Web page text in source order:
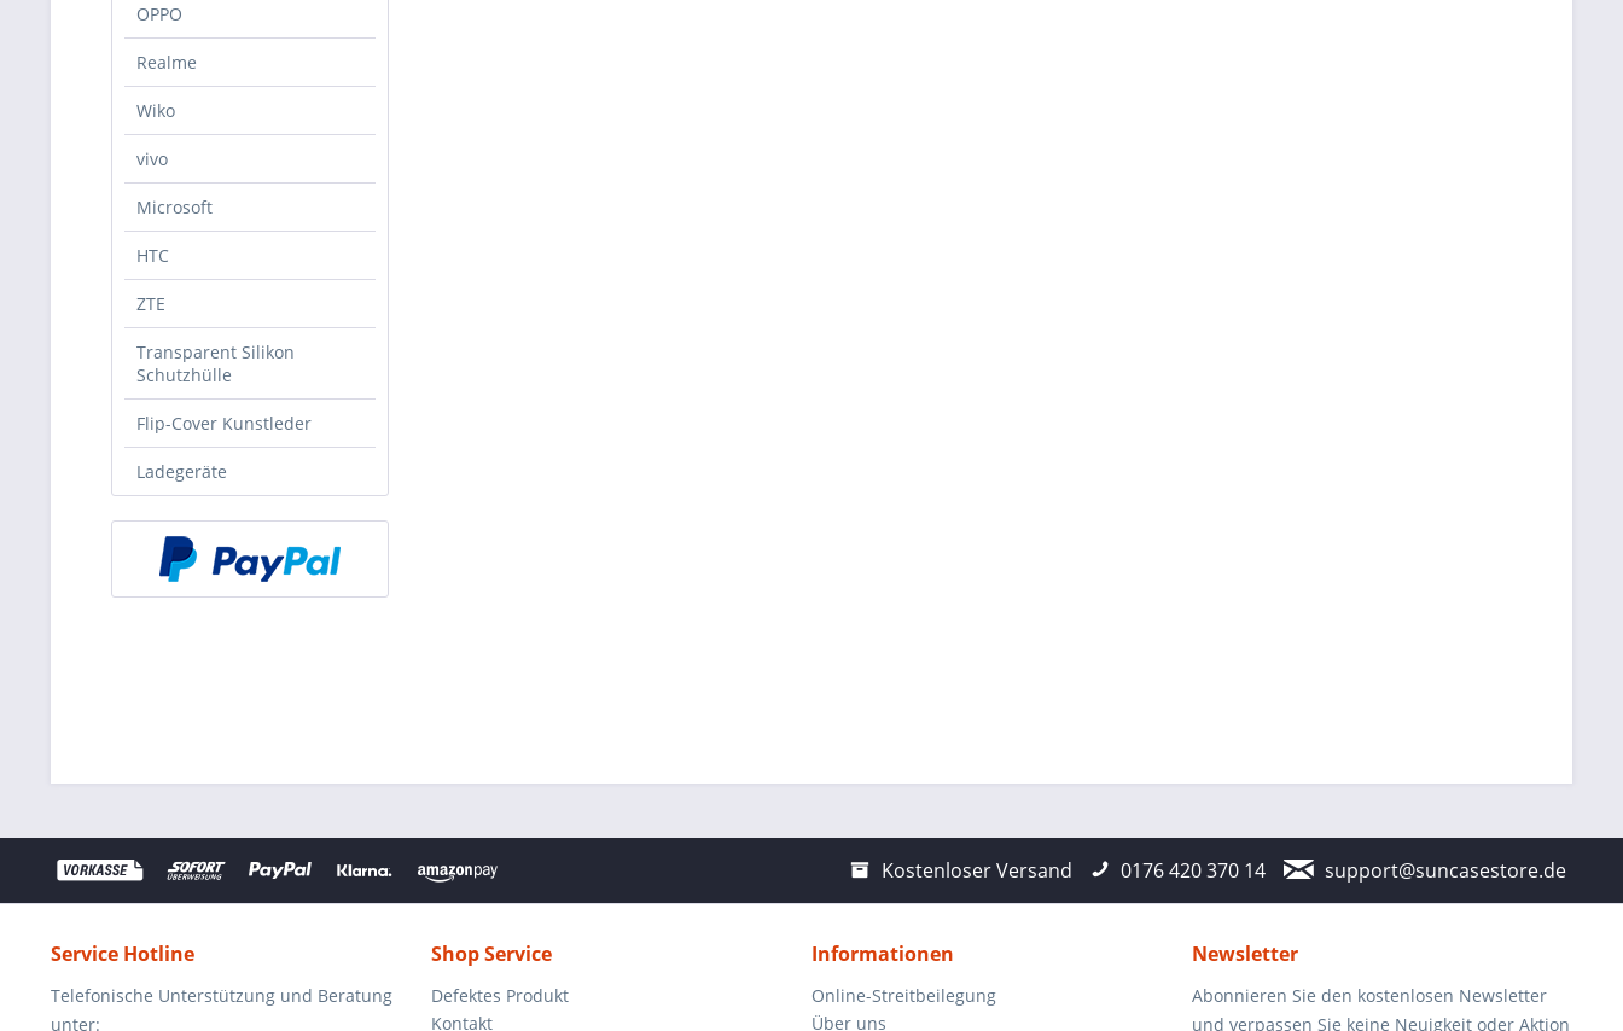
OPPO
Realme
Wiko
vivo
Microsoft
HTC
ZTE
Transparent Silikon
Schutzhülle
Flip-Cover Kunstleder
Ladegeräte
Kostenloser Versand 0176 420 370 14 support@suncasestore.de
Service Hotline
Telefonische Unterstützung und Beratung
unter:
Shop Service
Defektes Produkt
Kontakt
Informationen
Online-Streitbeilegung
Über uns
Newsletter
Abonnieren Sie den kostenlosen Newsletter
und verpassen Sie keine Neuigkeit oder Aktion